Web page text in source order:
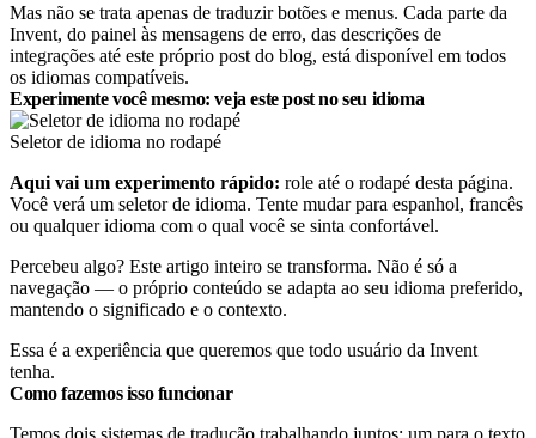
Mas não se trata apenas de traduzir botões e menus. Cada parte da
Invent, do painel às mensagens de erro, das descrições de
integrações até este próprio post do blog, está disponível em todos
os idiomas compatíveis.
Experimente você mesmo: veja este post no seu idioma
Seletor de idioma no rodapé
Aqui vai um experimento rápido: role até o rodapé desta página.
Você verá um seletor de idioma. Tente mudar para espanhol, francês
ou qualquer idioma com o qual você se sinta confortável.
Percebeu algo? Este artigo inteiro se transforma. Não é só a
navegação — o próprio conteúdo se adapta ao seu idioma preferido,
mantendo o significado e o contexto.
Essa é a experiência que queremos que todo usuário da Invent
tenha.
Como fazemos isso funcionar
Temos dois sistemas de tradução trabalhando juntos: um para o texto